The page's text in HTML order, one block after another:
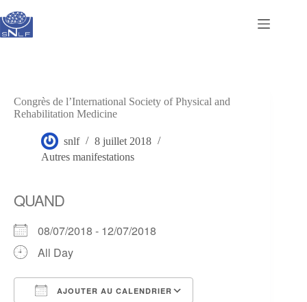
au
contenu
Congrès de l’International Society of Physical and
Rehabilitation Medicine
snlf
8 juillet 2018
Autres manifestations
QUAND
08/07/2018 - 12/07/2018
All Day
AJOUTER AU CALENDRIER